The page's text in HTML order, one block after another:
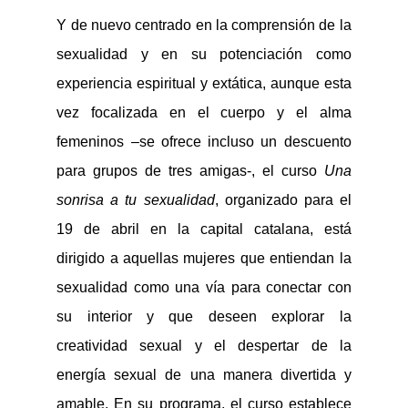
Y de nuevo centrado en la comprensión de la
sexualidad y en su potenciación como
experiencia espiritual y extática, aunque esta
vez focalizada en el cuerpo y el alma
femeninos –se ofrece incluso un descuento
para grupos de tres amigas-, el curso Una
sonrisa a tu sexualidad, organizado para el
19 de abril en la capital catalana, está
dirigido a aquellas mujeres que entiendan la
sexualidad como una vía para conectar con
su interior y que deseen explorar la
creatividad sexual y el despertar de la
energía sexual de una manera divertida y
amable. En su programa, el curso establece